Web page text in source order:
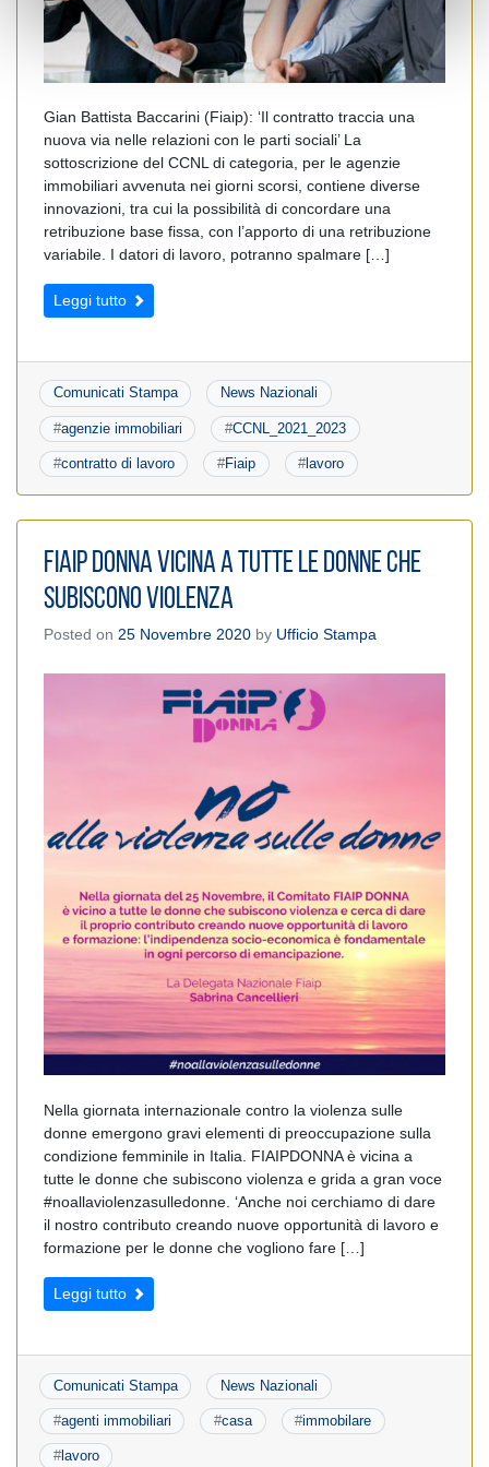
Gian Battista Baccarini (Fiaip): ‘Il contratto traccia una
nuova via nelle relazioni con le parti sociali’ La
sottoscrizione del CCNL di categoria, per le agenzie
immobiliari avvenuta nei giorni scorsi, contiene diverse
innovazioni, tra cui la possibilità di concordare una
retribuzione base fissa, con l’apporto di una retribuzione
variabile. I datori di lavoro, potranno spalmare […]
Leggi tutto
Comunicati Stampa News Nazionali
#agenzie immobiliari #CCNL_2021_2023
#contratto di lavoro #Fiaip # lavoro
Fiaip Donna vicina a tutte le donne che
subiscono violenza
Posted on 25 Novembre 2020 by Ufficio Stampa
Nella giornata internazionale contro la violenza sulle
donne emergono gravi elementi di preoccupazione sulla
condizione femminile in Italia. FIAIPDONNA è vicina a
tutte le donne che subiscono violenza e grida a gran voce
#noallaviolenzasulledonne. ‘Anche noi cerchiamo di dare
il nostro contributo creando nuove opportunità di lavoro e
formazione per le donne che vogliono fare […]
Leggi tutto
Comunicati Stampa News Nazionali
#agenti immobiliari #casa #immobilare
#lavoro